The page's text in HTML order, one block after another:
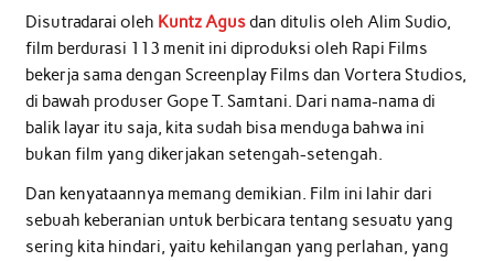
Disutradarai oleh Kuntz Agusdan ditulis oleh Alim Sudio,
film berdurasi 113 menit ini diproduksi oleh Rapi Films
bekerja sama dengan Screenplay Films dan Vortera Studios,
di bawah produser Gope T. Samtani. Dari nama-nama di
balik layar itu saja, kita sudah bisa menduga bahwa ini
bukan film yang dikerjakan setengah-setengah.
Dan kenyataannya memang demikian. Film ini lahir dari
sebuah keberanian untuk berbicara tentang sesuatu yang
sering kita hindari, yaitu kehilangan yang perlahan, yang